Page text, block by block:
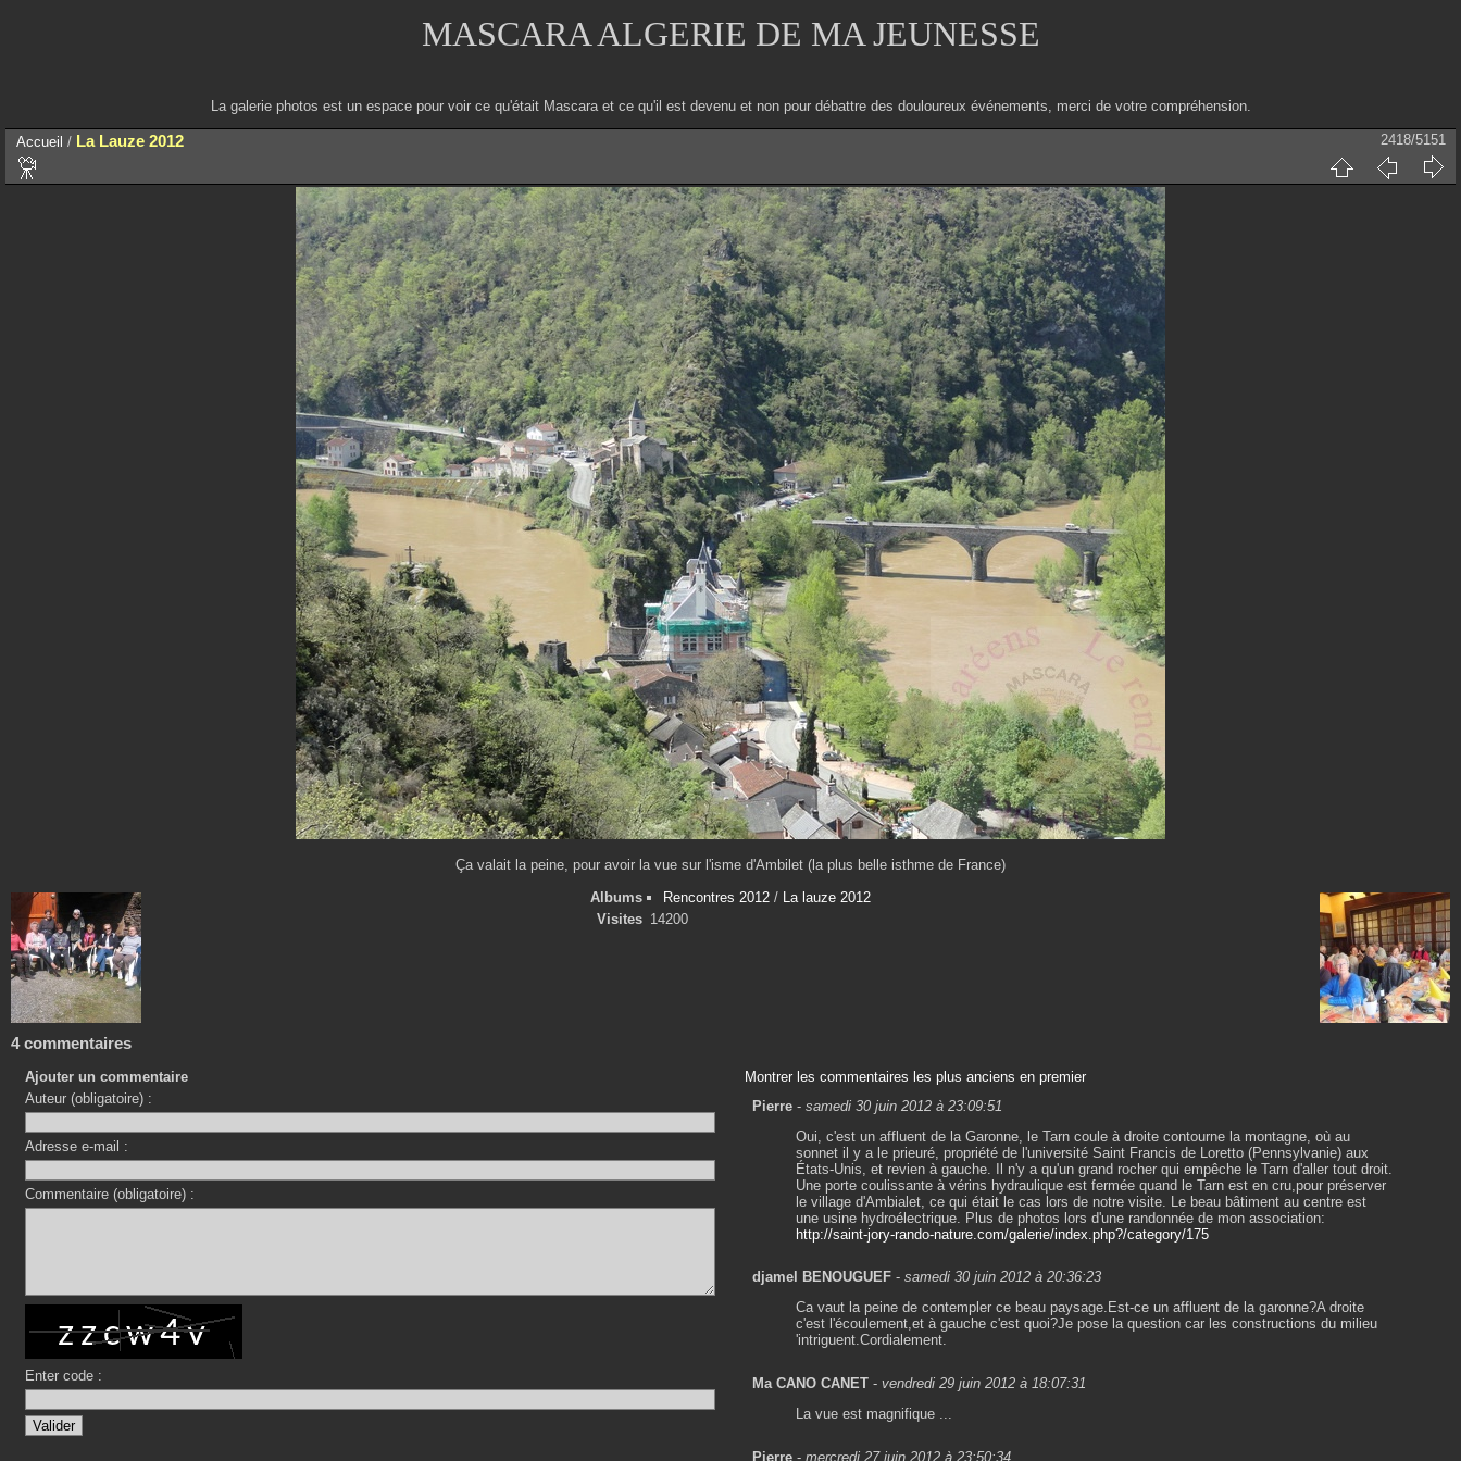
MASCARA ALGERIE DE MA JEUNESSE
La galerie photos est un espace pour voir ce qu'était Mascara et ce qu'il est devenu et non pour débattre des douloureux événements, merci de votre compréhension.
Accueil / La Lauze 2012 2418/5151
Ça valait la peine, pour avoir la vue sur l'isme d'Ambilet (la plus belle isthme de France)
Albums
Rencontres 2012 /
La lauze 2012
Visites 14200
4 commentaires
Ajouter un commentaire
Auteur (obligatoire) :
Adresse e-mail :
Commentaire (obligatoire) :
Enter code :
Montrer les commentaires les plus anciens en premier
Pierre -samedi 30 juin 2012 à 23:09:51
Oui, c'est un affluent de la Garonne, le Tarn coule à droite contourne la montagne, où au
sonnet il y a le prieuré, propriété de l'université Saint Francis de Loretto (Pennsylvanie) aux
États-Unis, et revien à gauche. Il n'y a qu'un grand rocher qui empêche le Tarn d'aller tout droit.
Une porte coulissante à vérins hydraulique est fermée quand le Tarn est en cru,pour préserver
le village d'Ambialet, ce qui était le cas lors de notre visite. Le beau bâtiment au centre est
une usine hydroélectrique. Plus de photos lors d'une randonnée de mon association:
http://saint-jory-rando-nature.com/galerie/index.php?/category/175
djamel BENOUGUEF -samedi 30 juin 2012 à 20:36:23
Ca vaut la peine de contempler ce beau paysage.Est-ce un affluent de la garonne?A droite
c'est l'écoulement,et à gauche c'est quoi?Je pose la question car les constructions du milieu
'intriguent.Cordialement.
Ma CANO CANET -vendredi 29 juin 2012 à 18:07:31
La vue est magnifique ...
Pierre -mercredi 27 juin 2012 à 23:50:34